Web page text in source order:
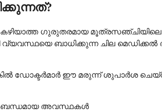
കഴിയാത്ത ഗുരുതരമായ
വ്യവസ്ഥയെ ബാധിക്കുന്ന ചില
ഡോക്ടർമാർ ഈ മരുന്ന് ശുപാർശ
അവസ്ഥകൾ